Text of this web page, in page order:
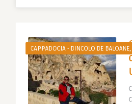
CAPPADOCIA - DINCOLO DE